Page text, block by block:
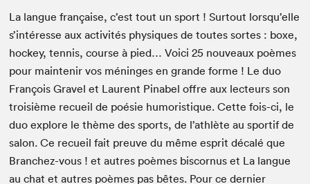
La langue française, c’est tout un sport ! Surtout lorsqu’elle
s’intéresse aux activ­ités physiques de toutes sortes : boxe,
hock­ey, ten­nis, course à pied… Voici25 nou­veaux poèmes
pour main­tenir vos méninges en grande forme ! Le duo
François Grav­el et Lau­rent Pin­abel offre aux lecteurs son
troisième recueil de poésie humoris­tique. Cette fois-ci, le
duo explore le thème des sports, de l’athlète au sportif de
salon. Ce recueil fait preuve du même esprit décalé que
Branchez-vous ! et autres poèmes bis­cor­nus et La langue
au chat et autres poèmes pas bêtes. Pour ce dernier